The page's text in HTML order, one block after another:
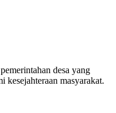
desa yang
kesejahteraan masyarakat.